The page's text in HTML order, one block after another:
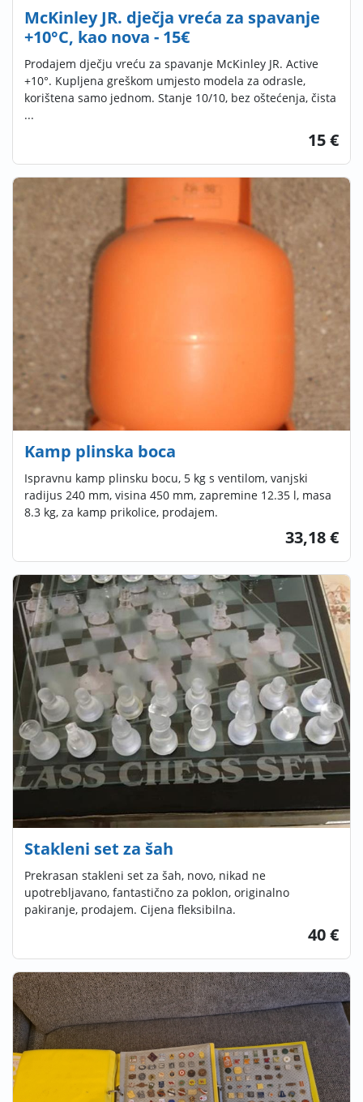
McKinley JR. dječja vreća za spavanje
+10°C, kao nova - 15€
Prodajem dječju vreću za spavanje McKinley JR. Active
+10°. Kupljena greškom umjesto modela za odrasle,
korištena samo jednom. Stanje 10/10, bez oštećenja, čista
...
15 €
Kamp plinska boca
Ispravnu kamp plinsku bocu, 5 kg s ventilom, vanjski
radijus 240 mm, visina 450 mm, zapremine 12.35 l, masa
8.3 kg, za kamp prikolice, prodajem.
33,18 €
Stakleni set za šah
Prekrasan stakleni set za šah, novo, nikad ne
upotrebljavano, fantastično za poklon, originalno
pakiranje, prodajem. Cijena fleksibilna.
40 €